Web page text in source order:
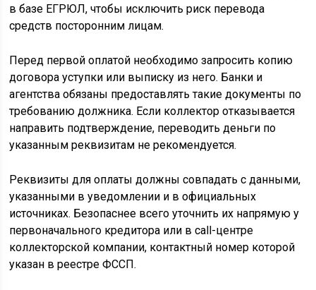
в базе ЕГРЮЛ, чтобы исключить риск перевода
средств посторонним лицам.
Перед первой оплатой необходимо запросить копию
договора уступки или выписку из него. Банки и
агентства обязаны предоставлять такие документы по
требованию должника. Если коллектор отказывается
направить подтверждение, переводить деньги по
указанным реквизитам не рекомендуется.
Реквизиты для оплаты должны совпадать с данными,
указанными в уведомлении и в официальных
источниках. Безопаснее всего уточнить их напрямую у
первоначального кредитора или в call-центре
коллекторской компании, контактный номер которой
указан в реестре ФССП.